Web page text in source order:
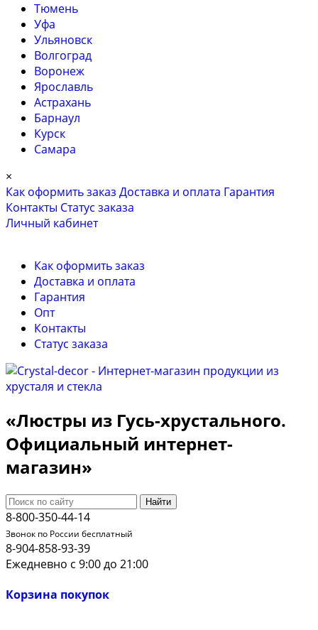
Тюмень
Уфа
Ульяновск
Волгоград
Воронеж
Ярославль
Астрахань
Барнаул
Курск
Самара
×
Как оформить заказ Доставка и оплата Гарантия
Контакты Cтатус заказа
Личный кабинет
Как оформить заказ
Доставка и оплата
Гарантия
Опт
Контакты
Cтатус заказа
«Люстры из Гусь-хрустального.
Официальный интернет-
магазин»
Найти
8-800-350-44-14
Звонок по России бесплатный
8-904-858-93-39
Ежедневно с 9:00 до 21:00
Корзина покупок